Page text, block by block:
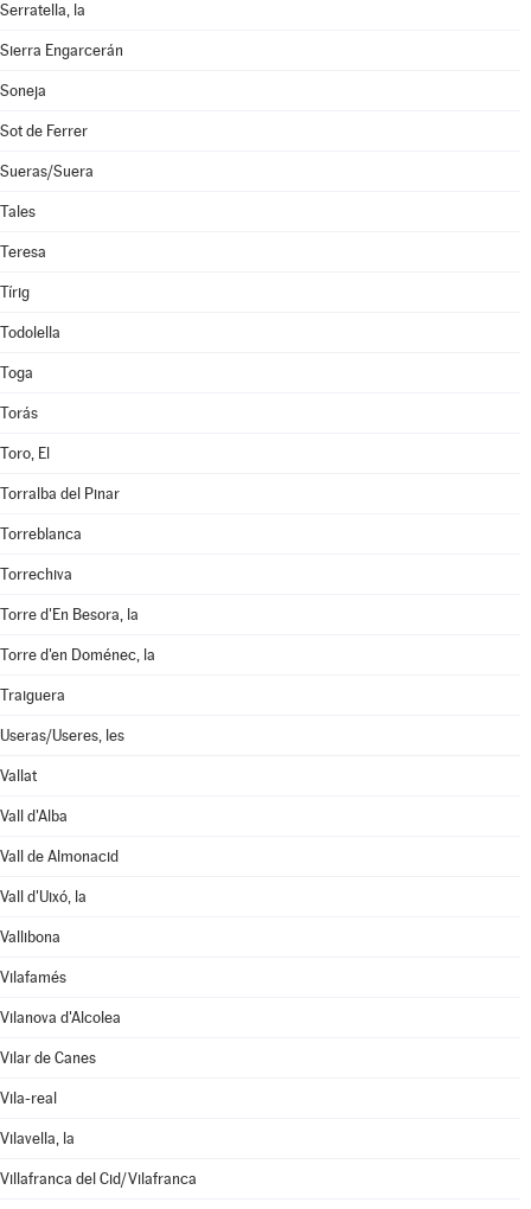
Serratella, la
Sierra Engarcerán
Soneja
Sot de Ferrer
Sueras/Suera
Tales
Teresa
Tírig
Todolella
Toga
Torás
Toro, El
Torralba del Pinar
Torreblanca
Torrechiva
Torre d'En Besora, la
Torre d'en Doménec, la
Traiguera
Useras/Useres, les
Vallat
Vall d'Alba
Vall de Almonacid
Vall d'Uixó, la
Vallibona
Vilafamés
Vilanova d'Alcolea
Vilar de Canes
Vila-real
Vilavella, la
Villafranca del Cid/Vilafranca